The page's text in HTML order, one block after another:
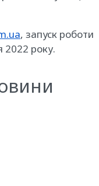
, запуск роботи
2022 року.